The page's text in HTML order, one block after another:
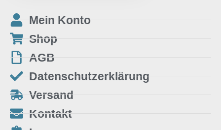
Mein Konto
Shop
AGB
Datenschutzerklärung
Versand
Kontakt